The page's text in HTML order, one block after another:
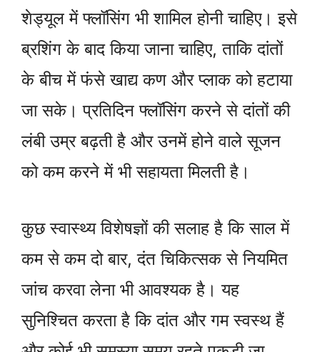
शेड्यूल में फ्लॉसिंग भी शामिल होनी चाहिए। इसे
ब्रशिंग के बाद किया जाना चाहिए, ताकि दांतों
के बीच में फंसे खाद्य कण और प्लाक को हटाया
जा सके। प्रतिदिन फ्लॉसिंग करने से दांतों की
लंबी उम्र बढ़ती है और उनमें होने वाले सूजन
को कम करने में भी सहायता मिलती है।
कुछ स्वास्थ्य विशेषज्ञों की सलाह है कि साल में
कम से कम दो बार, दंत चिकित्सक से नियमित
जांच करवा लेना भी आवश्यक है। यह
सुनिश्चित करता है कि दांत और गम स्वस्थ हैं